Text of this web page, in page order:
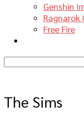
Genshin
Ragnarok
Free Fire
The Sims